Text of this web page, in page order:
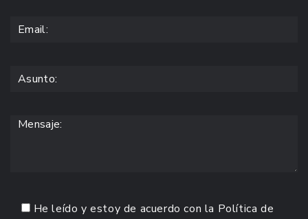
He leído y estoy de acuerdo con la Política de